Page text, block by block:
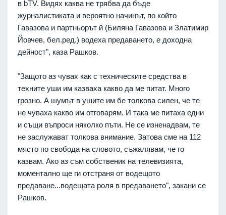
в bTV. Видях каква не трябва да бъде
журналистиката и вероятно начинът, по който
Гавазова и партньорът й (Биляна Гавазова и Златимир
Йовчев, бел.ред.) водеха предаването, е доходна
дейност", каза Рашков.
"Защото аз чувах как с техническите средства в
техните уши им казваха какво да ме питат. Много
грозно. А шумът в ушите им бе толкова силен, че те
не чуваха какво им отговарям. И така ме питаха едни
и същи въпроси няколко пъти. Не се изненадвам, те
не заслужават толкова внимание. Затова сме на 112
място по свобода на словото, съжалявам, че го
казвам. Ако аз съм собственик на телевизията,
моментално ще ги отстраня от водещото
предаване...водещата роля в предаването", закани се
Рашков.